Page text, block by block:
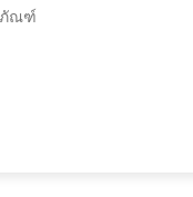
นระบบปฏิบัติการ
งข้อมูล
ภัณฑ์